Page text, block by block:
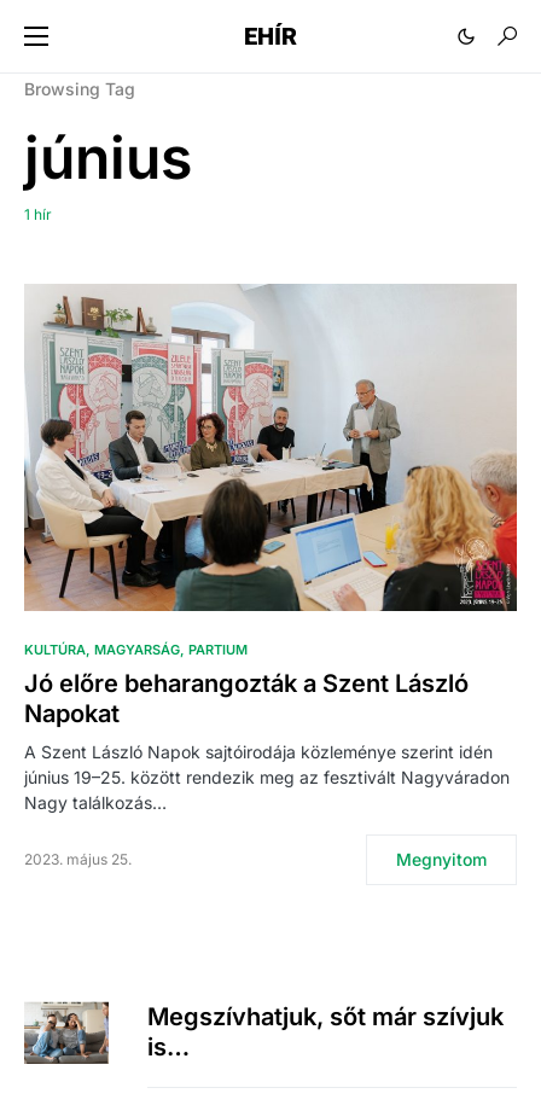
EHÍR
Browsing Tag
június
1 hír
KULTÚRA MAGYARSÁG PARTIUM
Jó előre beharangozták a Szent László
Napokat
A Szent László Napok sajtóirodája közleménye szerint idén
június 19–25. között rendezik meg az fesztivált Nagyváradon
Nagy találkozás…
2023. május 25. Megnyitom
Megszívhatjuk, sőt már szívjuk
is…